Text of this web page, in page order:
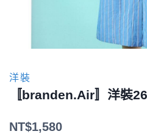
洋裝
〚branden.Air〛洋裝
NT$1,580